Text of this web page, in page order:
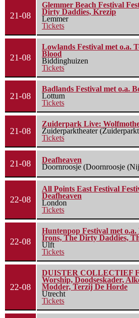
21-08
Glemmer Beach Festival
Dirty Daddies, Krezip
Lemmer
Tickets
21-08
Lowlands Festival met o.a.
Blood
Biddinghuizen
Tickets
21-08
Badlands Festival met o.a.
Lottum
Tickets
21-08
Zuiderpark Live:
Zuiderparktheater
Tickets
21-08
Deafheaven
Doornroosje (Doornroosje
22-08
All Points East Festival
Deafheaven
London
Tickets
22-08
Huntenpop Festival met
Irons, The Dirty Daddies,
Ulft
Tickets
22-08
DUISTER COLLECTIEF
Worship, Doodseskader,
Modder, Terzij De Horde
Utrecht
Tickets